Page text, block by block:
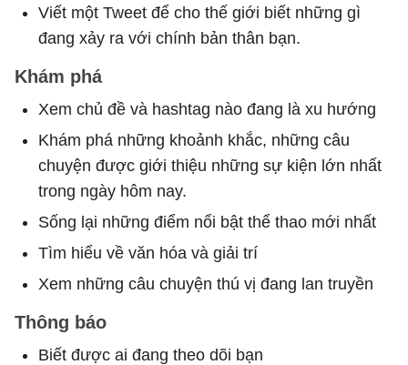
Viết một Tweet để cho thế giới biết những gì
đang xảy ra với chính bản thân bạn.
Khám phá
Xem chủ đề và hashtag nào đang là xu hướng
Khám phá những khoảnh khắc, những câu
chuyện được giới thiệu những sự kiện lớn nhất
trong ngày hôm nay.
Sống lại những điểm nổi bật thể thao mới nhất
Tìm hiểu về văn hóa và giải trí
Xem những câu chuyện thú vị đang lan truyền
Thông báo
Biết được ai đang theo dõi bạn